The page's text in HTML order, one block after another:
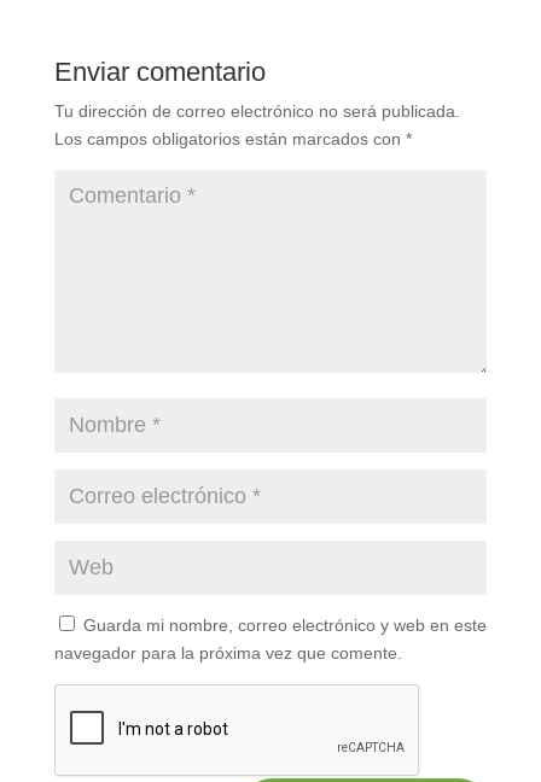
Enviar comentario
Tu dirección de correo electrónico no será publicada.
Los campos obligatorios están marcados con *
Guarda mi nombre, correo electrónico y web en este
navegador para la próxima vez que comente.